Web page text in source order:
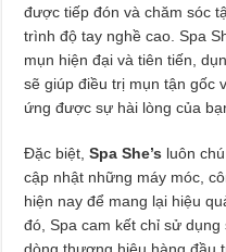
được tiếp đón và chăm sóc
trình độ tay nghề cao. Spa
mụn hiện đại và tiên tiến,
sẽ giúp điều trị mụn tận gốc
ứng được sự hài lòng của
Đặc biệt,Spa She’s luôn
cập nhật những máy móc,
hiện nay để mang lại hiệu
đó, Spa cam kết chỉ sử